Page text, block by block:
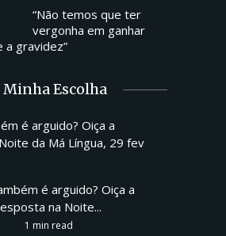
“Não temos que ter
vergonha em ganhar
a gravidez”
Minha Escolha
é arguido? Oiça a
na Noite...
1 min read